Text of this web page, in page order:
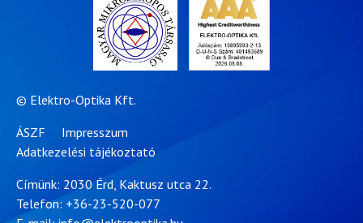
© Elektro-Optika Kft.
ÁSZF
Impresszum
Adatkezelési tájékoztató
Címünk: 2030 Érd, Kaktusz utca 22.
Telefon: +36-23-520-077